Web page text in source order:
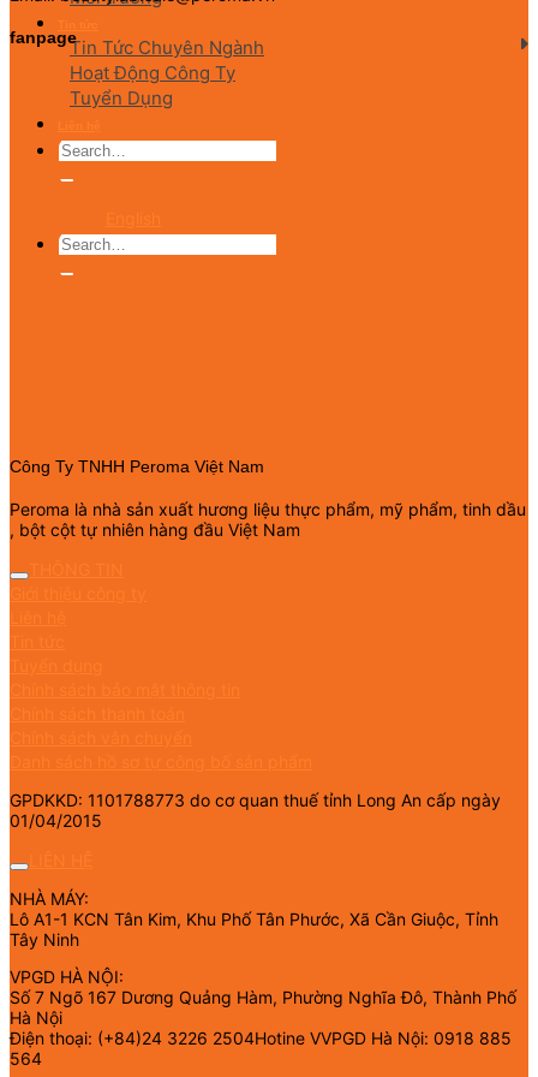
Tin Tức Chuyên Ngành
Hoạt Động Công Ty
Tuyển Dụng
fanpage
Công Ty TNHH Peroma Việt Nam
Peroma là nhà sản xuất hương liệu thực phẩm, mỹ phẩm, tinh dầu
, bột cột tự nhiên hàng đầu Việt Nam
GPDKKD: 1101788773 do cơ quan thuế tỉnh Long An cấp ngày
01/04/2015
NHÀ MÁY:
Lô A1-1 KCN Tân Kim, Khu Phố Tân Phước, Xã Cần Giuộc, Tỉnh
Tây Ninh
VPGD HÀ NỘI:
Số 7 Ngõ 167 Dương Quảng Hàm, Phường Nghĩa Đô, Thành Phố
Hà Nội
Điện thoại: (+84)24 3226 2504Hotine VVPGD Hà Nội: 0918 885
564